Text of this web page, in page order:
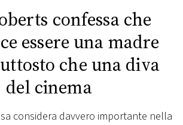
confessa che
essere una madre
che una diva
del cinema
considera davvero importante nella